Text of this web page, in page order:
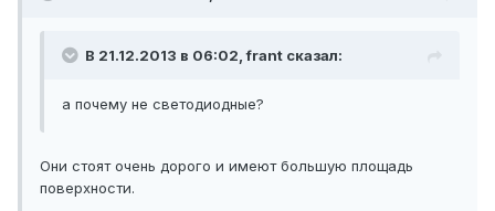
В 21.12.2013 в 06:02, frant сказал:
а почему не светодиодные?
Они стоят очень дорого и имеют большую площадь
поверхности.